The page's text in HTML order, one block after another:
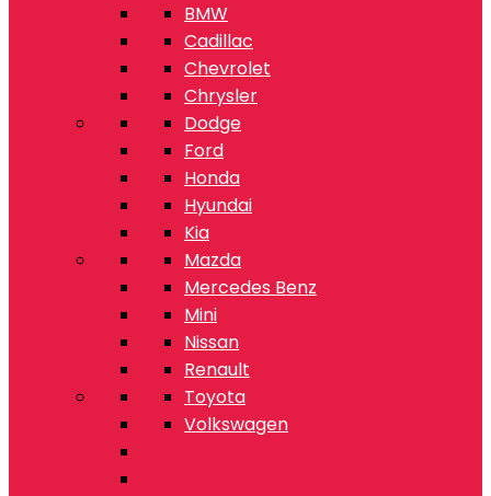
BMW
Cadillac
Chevrolet
Chrysler
Dodge
Ford
Honda
Hyundai
Kia
Mazda
Mercedes Benz
Mini
Nissan
Renault
Toyota
Volkswagen